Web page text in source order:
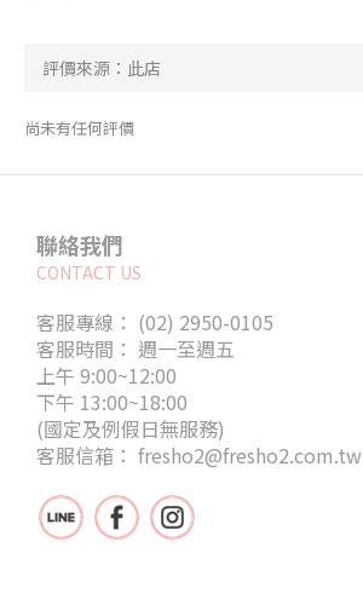
尚未有任何評價
聯絡我們
CONTACT US
客服專線： (02) 2950-0105
客服時間： 週一至週五
上午 9:00~12:00
下午 13:00~18:00
(國定及例假日無服務)
客服信箱： fresho2@fresho2.com.tw